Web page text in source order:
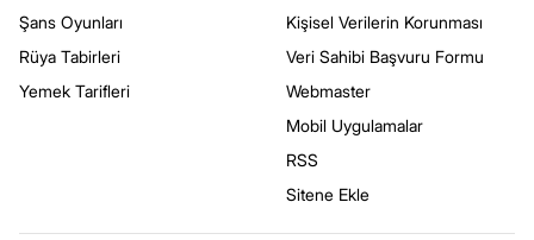
Şans Oyunları
Rüya Tabirleri
Yemek Tarifleri
Kişisel Verilerin Korunması
Veri Sahibi Başvuru Formu
Webmaster
Mobil Uygulamalar
RSS
Sitene Ekle